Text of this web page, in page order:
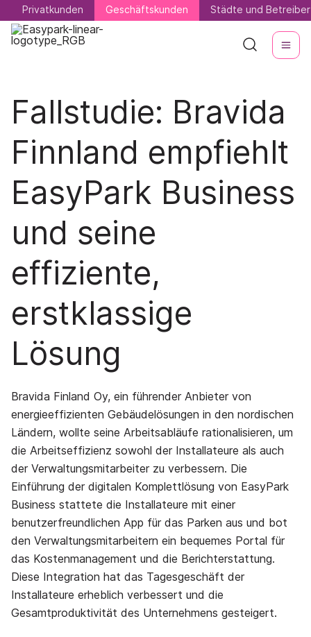
Privatkunden Geschäftskunden Städte und Betreiber
Privatkunden Geschäftskunden Städte und Betreiber
Fallstudie: Bravida
Finnland empfiehlt
EasyPark Business
und seine
effiziente,
erstklassige
Lösung
Bravida Finland Oy, ein führender Anbieter von
energieeffizienten Gebäudelösungen in den nordischen
Ländern, wollte seine Arbeitsabläufe rationalisieren, um
die Arbeitseffizienz sowohl der Installateure als auch
der Verwaltungsmitarbeiter zu verbessern. Die
Einführung der digitalen Komplettlösung von EasyPark
Business stattete die Installateure mit einer
benutzerfreundlichen App für das Parken aus und bot
den Verwaltungsmitarbeitern ein bequemes Portal für
das Kostenmanagement und die Berichterstattung.
Diese Integration hat das Tagesgeschäft der
Installateure erheblich verbessert und die
Gesamtproduktivität des Unternehmens gesteigert.